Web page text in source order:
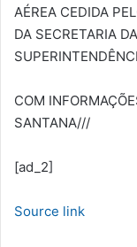
AÉREA CEDIDA
DA SECRETARIA
COM
SANTANA///
[ad_2]
Source link